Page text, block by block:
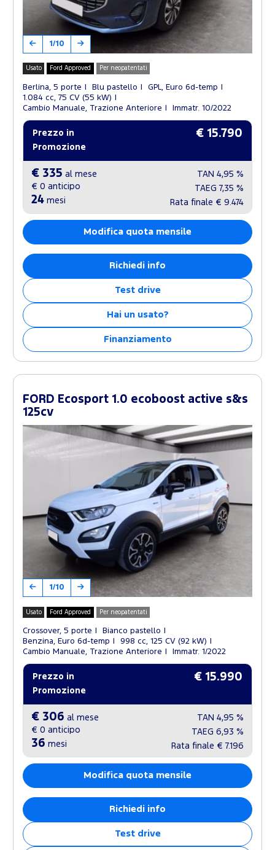
1/10
Usato Ford Approved Per neopatentati
Berlina, 5 porte Blu pastello
GPL, Euro 6d-temp
1.084 cc, 75 CV (55 kW)
Cambio Manuale, Trazione Anteriore
Immatr. 10/2022
Prezzo in
Promozione
€ 15.790
€ 335 al mese
€ 0 anticipo
24 mesi
TAN 4,95 %
TAEG 7,35 %
Rata finale € 9.474
Modifica quota mensile
Richiedi info
Test drive
Hai un usato?
Finanziamento
FORD Ecosport 1.0 ecoboost active s&s
125cv
1/10
Usato Ford Approved Per neopatentati
Crossover, 5 porte
Bianco pastello
Benzina, Euro 6d-temp
998 cc, 125 CV (92 kW)
Cambio Manuale, Trazione Anteriore
Immatr. 1/2022
Prezzo in
Promozione
€ 15.990
€ 306 al mese
€ 0 anticipo
36 mesi
TAN 4,95 %
TAEG 6,93 %
Rata finale € 7.196
Modifica quota mensile
Richiedi info
Test drive